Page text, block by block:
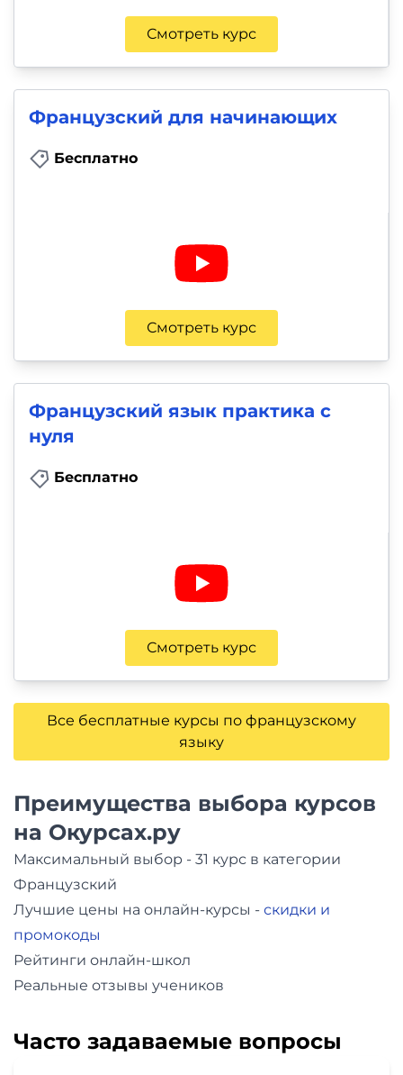
Смотреть курс
Французский для начинающих
Бесплатно
Смотреть курс
Французский язык практика с
нуля
Бесплатно
Смотреть курс
Все бесплатные курсы по французскому
языку
Преимущества выбора курсов
на Окурсах.ру
Максимальный выбор - 31 курс в категории
Французский
Лучшие цены на онлайн-курсы - скидки и
промокоды
Рейтинги онлайн-школ
Реальные отзывы учеников
Часто задаваемые вопросы